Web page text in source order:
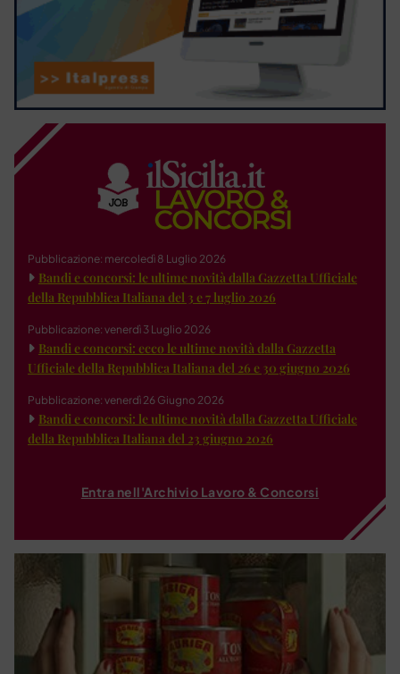
Pubblicazione: mercoledì 8 Luglio 2026
Bandi e concorsi: le ultime novità dalla Gazzetta Ufficiale
della Repubblica Italiana del 3 e 7 luglio 2026
Pubblicazione: venerdì 3 Luglio 2026
Bandi e concorsi: ecco le ultime novità dalla Gazzetta
Ufficiale della Repubblica Italiana del 26 e 30 giugno 2026
Pubblicazione: venerdì 26 Giugno 2026
Bandi e concorsi: le ultime novità dalla Gazzetta Ufficiale
della Repubblica Italiana del 23 giugno 2026
Entra nell'Archivio Lavoro & Concorsi